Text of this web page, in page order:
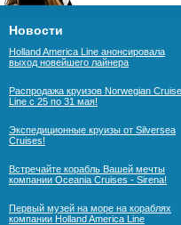
Новости
Holland America Line анонсировала
выход новейшего лайнера
Распродажа круизов Norwegian Cruise
Line с 25 по 31 мая!
Экспедиционные круизы от Silversea
Cruises!
Встречайте корабль Вашей мечты
компании Oceania Cruises - Sirena!
Первый музей на море на кораблях
компании Holland America Line